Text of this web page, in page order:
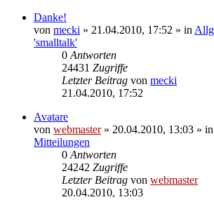
Danke!
von mecki » 21.04.2010, 17:52 » in
'smalltalk'
0 Antworten
24431 Zugriffe
Letzter Beitrag von mecki
21.04.2010, 17:52
Avatare
von webmaster» 20.04.2010, 13:03 » in
Mitteilungen
0 Antworten
24242 Zugriffe
Letzter Beitrag von webmaster
20.04.2010, 13:03